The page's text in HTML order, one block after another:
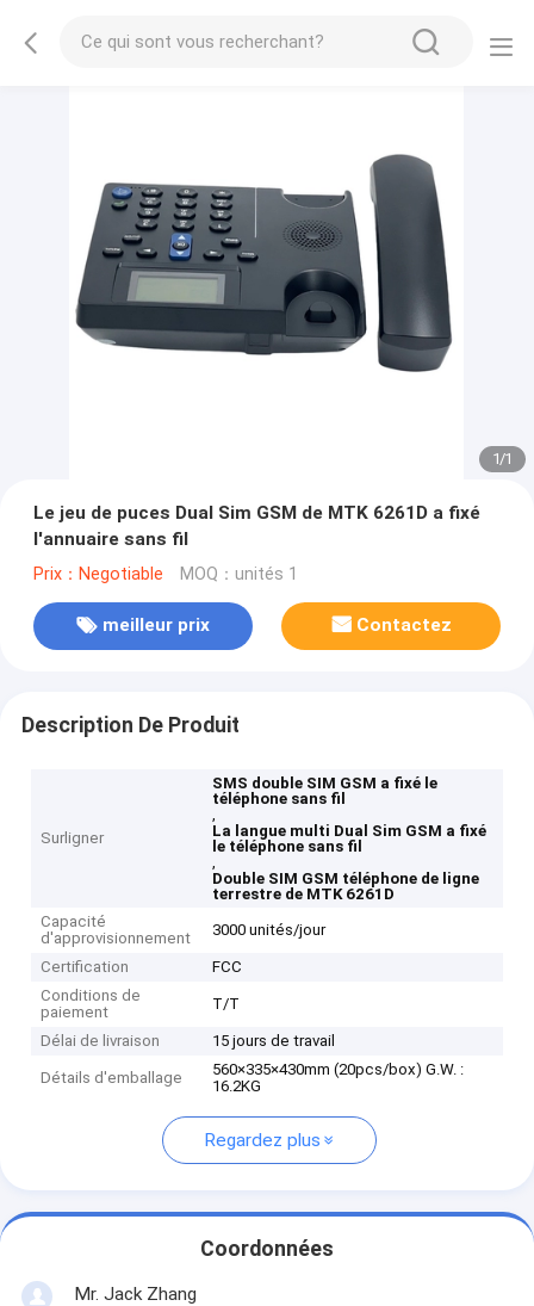
1/1
Le jeu de puces Dual Sim GSM de MTK 6261D a fixé
l'annuaire sans fil
Prix：Negotiable MOQ：unités 1
meilleur prix Contactez
Description De Produit
Surligner
SMS double SIM GSM a fixé le
téléphone sans fil
,
La langue multi Dual Sim GSM a fixé
le téléphone sans fil
,
Double SIM GSM téléphone de ligne
terrestre de MTK 6261D
Capacité
d'approvisionnement
3000 unités/jour
Certification
FCC
Conditions de
paiement
T/T
Délai de livraison 15 jours de travail
Détails d'emballage
560×335×430mm (20pcs/box) G.W. :
16.2KG
Regardez plus
Coordonnées
Mr. Jack Zhang